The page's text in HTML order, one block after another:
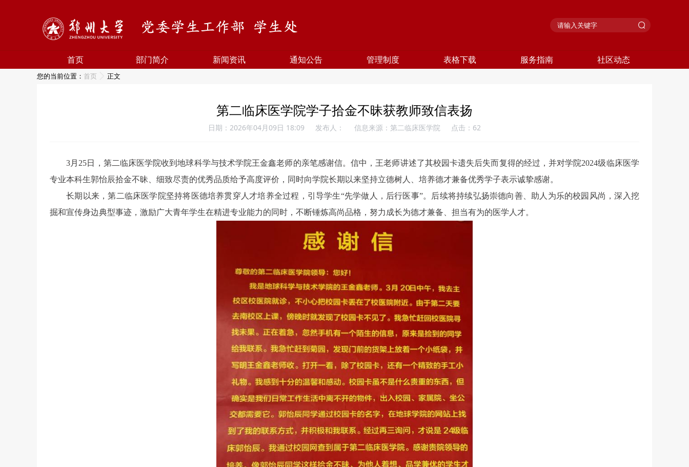
首页 部门简介 新闻资讯 通知公告 管理制度 表格下载 服务指南 社区动态
您的当前位置： 首页 正文
第二临床医学院学子拾金不昧获教师致信表扬
日期：2026年04月09日 18:09 发布人： 信息来源：第二临床医学院 点击： 62
3月25日，第二临床医学院收到地球科学与技术学院王金鑫老师的亲笔感谢信。信中，王老师讲述了其校园卡遗失后失而复得的经过，并对学院2024级临床医学
专业本科生郭怡辰拾金不昧、细致尽责的优秀品质给予高度评价，同时向学院长期以来坚持立德树人、培养德才兼备优秀学子表示诚挚感谢。
长期以来，第二临床医学院坚持将医德培养贯穿人才培养全过程，引导学生“先学做人，后行医事”。后续将持续弘扬崇德向善、助人为乐的校园风尚，深入挖
掘和宣传身边典型事迹，激励广大青年学生在精进专业能力的同时，不断锤炼高尚品格，努力成长为德才兼备、担当有为的医学人才。